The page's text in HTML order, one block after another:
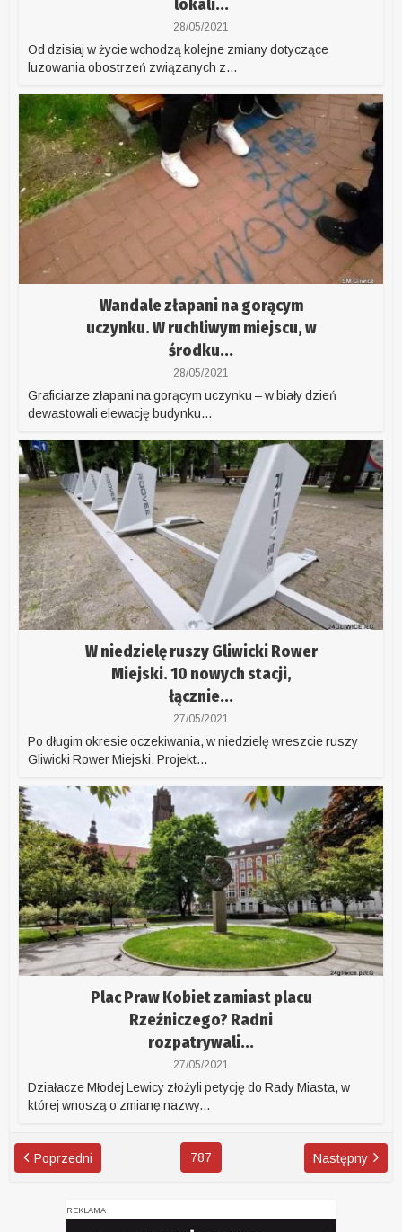
lokali...
28/05/2021
Od dzisiaj w życie wchodzą kolejne zmiany dotyczące
luzowania obostrzeń związanych z...
Wandale złapani na gorącym
uczynku. W ruchliwym miejscu, w
środku...
28/05/2021
Graficiarze złapani na gorącym uczynku – w biały dzień
dewastowali elewację budynku...
W niedzielę ruszy Gliwicki Rower
Miejski. 10 nowych stacji,
łącznie...
27/05/2021
Po długim okresie oczekiwania, w niedzielę wreszcie ruszy
Gliwicki Rower Miejski. Projekt...
Plac Praw Kobiet zamiast placu
Rzeźniczego? Radni
rozpatrywali...
27/05/2021
Działacze Młodej Lewicy złożyli petycję do Rady Miasta, w
której wnoszą o zmianę nazwy...
Poprzedni 787 Następny
REKLAMA